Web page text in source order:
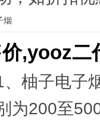
烟
,yooz二
柚子电子
为200至